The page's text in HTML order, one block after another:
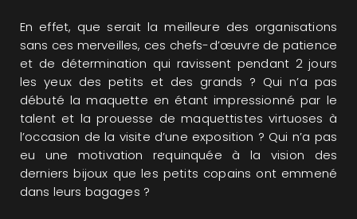
En effet, que serait la meilleure des organisations
sans ces merveilles, ces chefs-d’œuvre de patience
et de détermination qui ravissent pendant 2 jours
les yeux des petits et des grands ? Qui n’a pas
débuté la maquette en étant impressionné par le
talent et la prouesse de maquettistes virtuoses à
l’occasion de la visite d’une exposition ? Qui n’a pas
eu une motivation requinquée à la vision des
derniers bijoux que les petits copains ont emmené
dans leurs bagages ?